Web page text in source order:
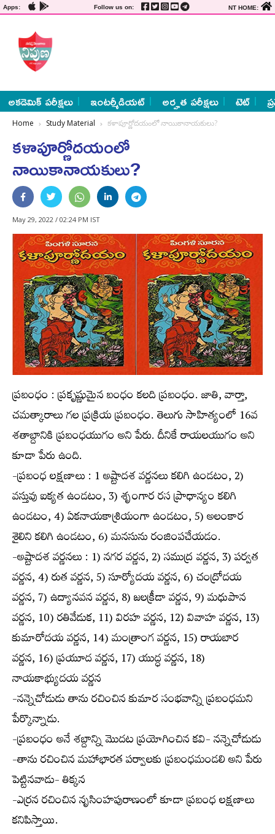
Apps: Follow us on: NT HOME:
అకడెమిక్ పరీక్షలు ఇంటర్మీడియట్ అర్హత పరీక్షలు టెట్
Home Study Material కళాపూర్ణోదయంలో నాయికానాయకులు?
కళాపూర్ణోదయంలో
నాయికానాయకులు?
May 29, 2022 / 02:24 PM IST
ప్రబంధం : ప్రకృష్ణుమైన బంధం కలది ప్రబంధం. జాతి, వార్తా,
చమత్కారాలు గల ప్రక్రియ ప్రబంధం. తెలుగు సాహిత్యంలో 16వ
శతాబ్దానికి ప్రబంధయుగం అని పేరు. దీనికే రాయలయుగం అని
కూడా పేరు ఉంది.
-ప్రబంధ లక్షణాలు : 1 అష్టాదశ వర్ణనలు కలిగి ఉండటం, 2)
వస్తువు ఐక్యత ఉండటం, 3) శృంగార రస ప్రాధాన్యం కలిగి
ఉండటం, 4) ఏకనాయకాశ్రియంగా ఉండటం, 5) అలంకార
శైలిని కలిగి ఉండటం, 6) మనసును రంజింపచేయడం.
-అష్టాదశ వర్ణనలు : 1) నగర వర్ణన, 2) సముద్ర వర్ణన, 3) పర్వత
వర్ణన, 4) రుత వర్ణన, 5) సూర్యోదయ వర్ణన, 6) చంద్రోదయ
వర్ణన, 7) ఉద్యానవన వర్ణన, 8) జలక్రీడా వర్ణన, 9) మధుపాన
వర్ణన, 10) రతివేడుక, 11) విరహ వర్ణన, 12) వివాహ వర్ణన, 13)
కుమారోదయ వర్ణన, 14) మంత్రాంగ వర్ణన, 15) రాయబార
వర్ణన, 16) ప్రయూద వర్ణన, 17) యుద్ధ వర్ణన, 18)
నాయకాభ్యుదయ వర్ణన
-నన్నెచోడుడు తాను రచించిన కుమార సంభవాన్ని ప్రబంధమని
పేర్కొన్నాడు.
-ప్రబంధం అనే శబ్దాన్ని మొదట ప్రయోగించిన కవి- నన్నెచోడుడు
-తాను రచించిన మహాభారత పర్వాలకు ప్రబంధమండలి అని పేరు
పెట్టినవాడు- తిక్కన
-ఎర్రన రచించిన నృసింహపురాణంలో కూడా ప్రబంధ లక్షణాలు
కనిపిస్తాయి.